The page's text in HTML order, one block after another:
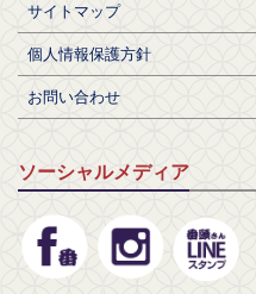
サイトマップ
個人情報保護方針
お問い合わせ
ソーシャルメディア